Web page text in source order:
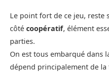
Le point fort de ce jeu, reste
côté coopératif, élément
parties.
On est tous embarqué dans
dépend principalement de